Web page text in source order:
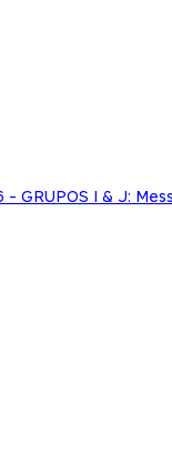
- GRUPOS I & J: